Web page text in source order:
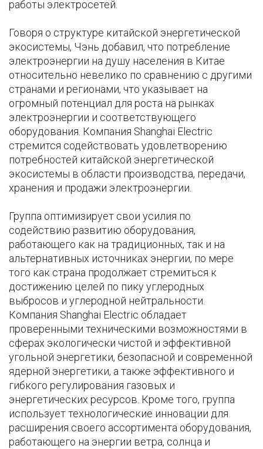
работы электросетей.
Говоря о структуре китайской энергетической
экосистемы, Чэнь добавил, что потребление
электроэнергии на душу населения в Китае
относительно невелико по сравнению с другими
странами и регионами, что указывает на
огромный потенциал для роста на рынках
электроэнергии и соответствующего
оборудования. Компания Shanghai Electric
стремится содействовать удовлетворению
потребностей китайской энергетической
экосистемы в области производства, передачи,
хранения и продажи электроэнергии.
Группа оптимизирует свои усилия по
содействию развитию оборудования,
работающего как на традиционных, так и на
альтернативных источниках энергии, по мере
того как страна продолжает стремиться к
достижению целей по пику углеродных
выбросов и углеродной нейтральности.
Компания Shanghai Electric обладает
проверенными техническими возможностями в
сферах экологически чистой и эффективной
угольной энергетики, безопасной и современной
ядерной энергетики, а также эффективного и
гибкого регулирования газовых и
энергетических ресурсов. Кроме того, группа
использует технологические инновации для
расширения своего ассортимента оборудования,
работающего на энергии ветра, солнца и